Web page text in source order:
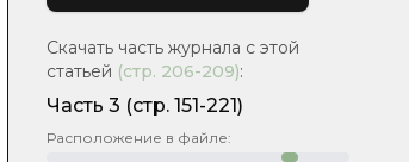
Скачать часть журнала с этой
статьей (стр. 206-209):
Часть 3 (стр. 151-221)
Расположение в файле: